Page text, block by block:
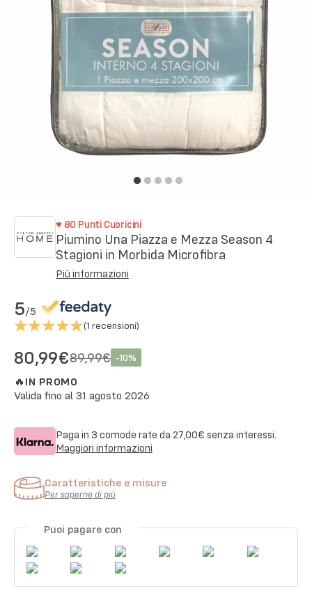
♥ 80 Punti Cuoricini
Piumino Una Piazza e Mezza Season 4
Stagioni in Morbida Microfibra
Più informazioni
5/5
(1 recensioni)
80,99€89,99€ -10%
🔥 IN PROMO
Valida fino al 31 agosto 2026
Paga in 3 comode rate da 27,00€ senza interessi.
Maggiori informazioni
Caratteristiche e misure
Per saperne di più
Puoi pagare con